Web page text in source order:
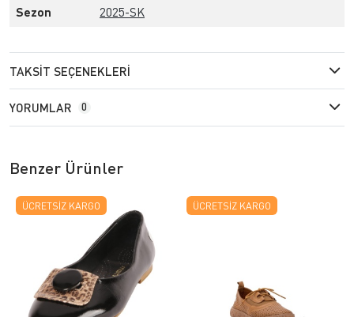
Sezon 2025-SK
TAKSIT SEÇENEKLERI
YORUMLAR 0
Benzer Ürünler
ÜCRETSIZ KARGO ÜCRETSIZ KARGO